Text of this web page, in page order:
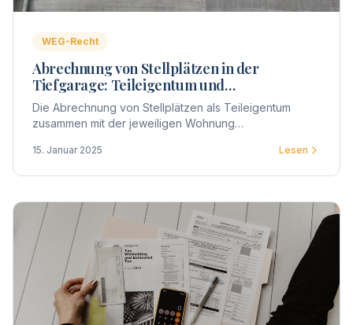
WEG-Recht
Abrechnung von Stellplätzen in der
Tiefgarage: Teileigentum und
Sondereigentum in der WEG
Die Abrechnung von Stellplätzen als Teileigentum
zusammen mit der jeweiligen Wohnung
rechtssichere Vorgehensweise.
15. Januar 2025 Lesen